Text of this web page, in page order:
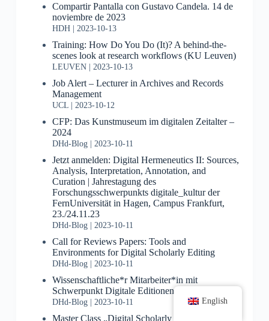
Compartir Pantalla con Gustavo Candela. 14 de
noviembre de 2023
HDH 2023-10-13
Training: How Do You Do (It)? A behind-the-
scenes look at research workflows (KU Leuven)
LEUVEN 2023-10-13
Job Alert – Lecturer in Archives and Records
Management
UCL 2023-10-12
CFP: Das Kunstmuseum im digitalen Zeitalter –
2024
DHd-Blog 2023-10-11
Jetzt anmelden: Digital Hermeneutics II: Sources,
Analysis, Interpretation, Annotation, and
Curation | Jahrestagung des
Forschungsschwerpunkts digitale_kultur der
FernUniversität in Hagen, Campus Frankfurt,
23./24.11.23
DHd-Blog 2023-10-11
Call for Reviews Papers: Tools and
Environments for Digital Scholarly Editing
DHd-Blog 2023-10-11
Wissenschaftliche*r Mitarbeiter*in mit
Schwerpunkt Digitale Editionen gesucht
DHd-Blog 2023-10-11
Master Class „Digital Scholarly Editing“
English